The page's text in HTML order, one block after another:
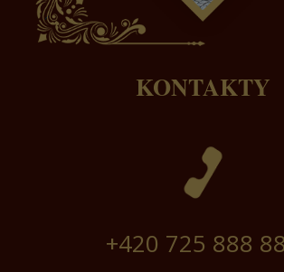
KONTAKTY
+420 725 888